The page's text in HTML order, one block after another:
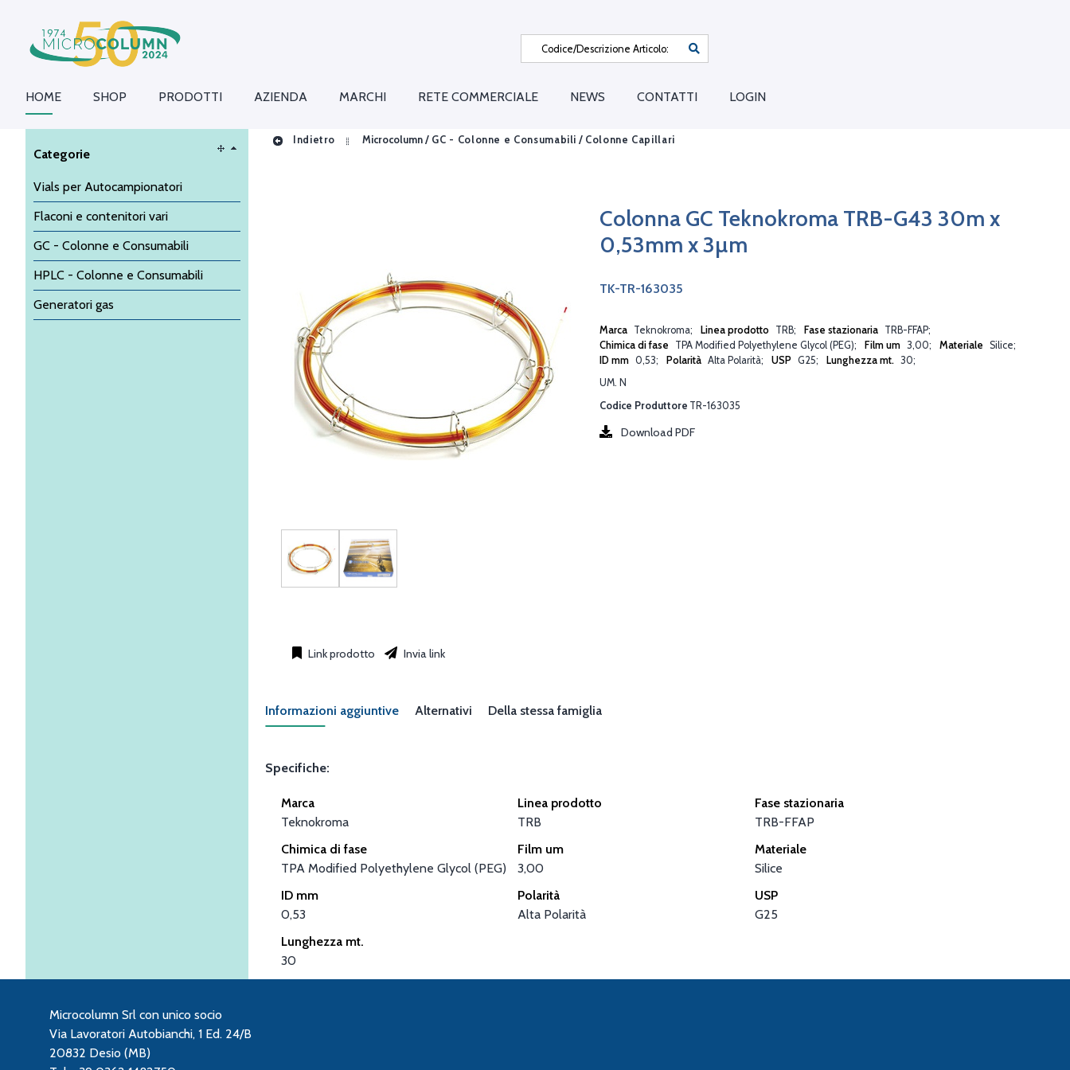
HOME SHOP PRODOTTI AZIENDA MARCHI RETE COMMERCIALE NEWS CONTATTI LOGIN
Categorie
Vials per Autocampionatori
Flaconi e contenitori vari
GC - Colonne e Consumabili
HPLC - Colonne e Consumabili
Generatori gas
Indietro Microcolumn / GC - Colonne e Consumabili / Colonne Capillari
Colonna GC Teknokroma TRB-G43 30m x
0,53mm x 3µm
TK-TR-163035
Marca Teknokroma Linea prodotto TRB Fase stazionaria TRB-FFAP
Chimica di fase
TPA Modified Polyethylene Glycol (PEG) Film um 3,00 Materiale Silice
ID mm 0,53 Polarità Alta Polarità USP G25 Lunghezza mt. 30
UM. N
Download PDF
Codice Produttore TR-163035
Link prodotto Invia link
Informazioni aggiuntive Alternativi Della stessa famiglia
Specifiche:
Marca
Teknokroma
Linea prodotto
TRB
Fase stazionaria
TRB-FFAP
Chimica di fase
TPA Modified Polyethylene Glycol (PEG)
Film um
3,00
Materiale
Silice
ID mm
0,53
Polarità
Alta Polarità
USP
G25
Lunghezza mt.
30
Microcolumn Srl con unico socio
Via Lavoratori Autobianchi, 1 Ed. 24/B
20832 Desio (MB)